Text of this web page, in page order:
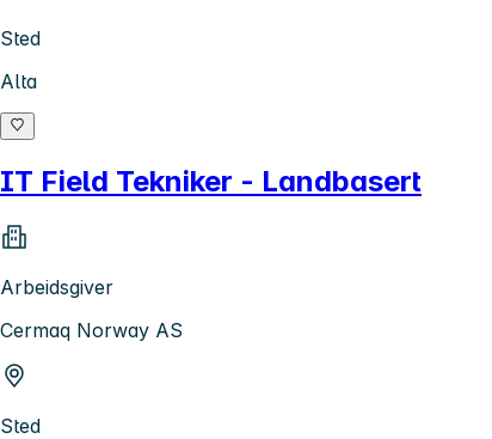
Sted
Alta
IT Field Tekniker - Landbasert
Arbeidsgiver
Cermaq Norway AS
Sted